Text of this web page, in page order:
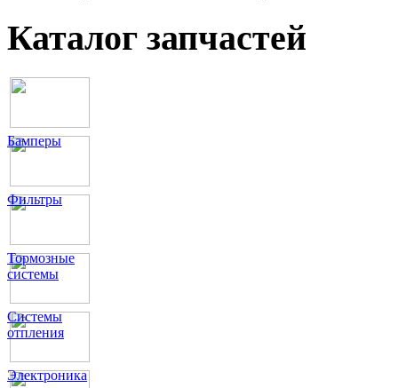
Каталог запчастей
Бамперы
Фильтры
Тормозные
системы
Системы
отпления
Электроника